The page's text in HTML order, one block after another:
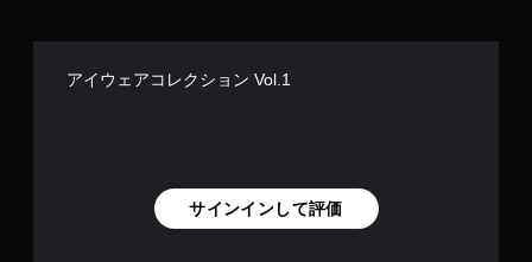
アイウェアコレクション Vol.1
サインインして評価